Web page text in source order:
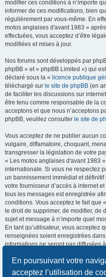
En poursuivant votre
acceptez l’utilisation de
modifier ces conditions à n’importe
informer de ces modifications, bien
régulièrement par vous-même. En
motos anglaises d'avant 1983 »
effectuées, vous acceptez d’être
modifiées et mises à jour.
Nos forums sont développés par
phpBB » et « phpBB Limited ») qui
déclaré sous la « licence publique
téléchargé sur le site de phpBB (en
de faciliter les discussions sur
être tenu comme responsable de la
acceptons et que nous n’acceptons
phpBB, veuillez consulter le site de
Vous acceptez de ne publier aucun
vulgaire, diffamatoire, choquant,
transgresser la législation de votre
« Les motos anglaises d'avant 1983
internationale. Si vous ne respectez
un bannissement immédiat et
votre fournisseur d’accès à internet
tous les messages est enregistrée
conditions. Vous acceptez le fait que
le droit de supprimer, de modifier, de
sujet et message à n’importe quel
En tant qu’utilisateur, vous acceptez
renseignées soient enregistrées
informations ne seront pas diffusées
consentement, ni « Les motos
être tenus comme responsables en
visant à compromettre vos données.